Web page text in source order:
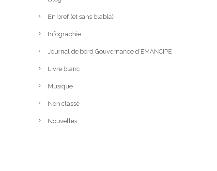
En bref (et sans blabla)
Infographie
Journal de bord Gouvernance d’EMANCIPE
Livre blanc
Musique
Non classé
Nouvelles